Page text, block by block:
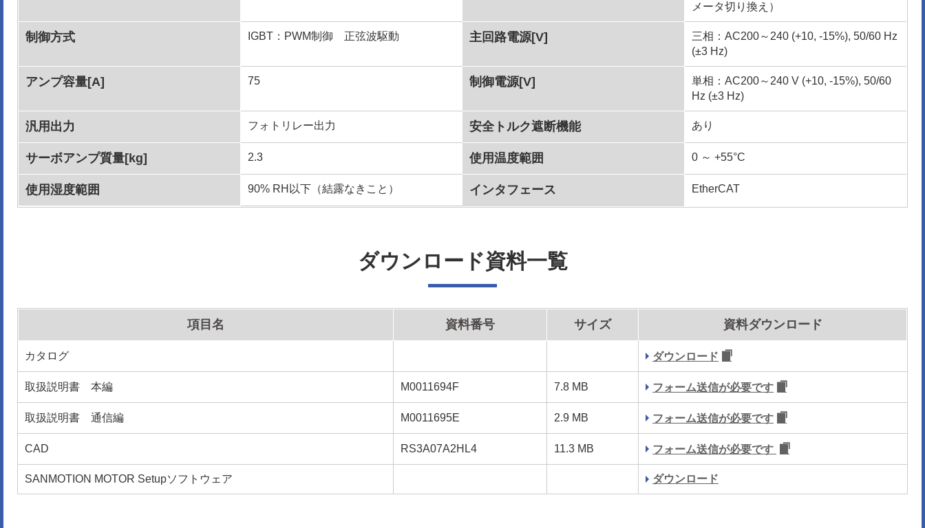
メータ切り換え）
制御方式 IGBT：PWM制御 正弦波駆動 主回路電源[V]
三相：AC200～240 (+10, -15%), 50/60 Hz
(±3 Hz)
アンプ容量[A] 75 制御電源[V]
単相：AC200～240 V (+10, -15%), 50/60
Hz (±3 Hz)
汎用出力 フォトリレー出力 安全トルク遮断機能 あり
サーボアンプ質量[kg] 2.3 使用温度範囲 0 ～ +55°C
使用湿度範囲 90% RH以下（結露なきこと） インタフェース EtherCAT
ダウンロード資料一覧
項目名 資料番号 サイズ 資料ダウンロード
カタログ ダウンロード
取扱説明書 本編 M0011694F 7.8 MB フォーム送信が必要です
取扱説明書 通信編 M0011695E 2.9 MB フォーム送信が必要です
CAD RS3A07A2HL4 11.3 MB フォーム送信が必要です
SANMOTION MOTOR Setupソフトウェア ダウンロード